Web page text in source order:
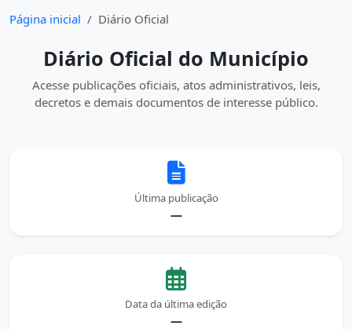
Página inicial Diário Oficial
Diário Oficial do Município
Acesse publicações oficiais, atos administrativos, leis,
decretos e demais documentos de interesse público.
Última publicação
—
Data da última edição
—